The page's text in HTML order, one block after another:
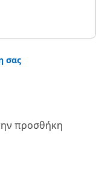
σας
προσθήκη